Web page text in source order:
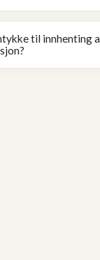
til innhenting